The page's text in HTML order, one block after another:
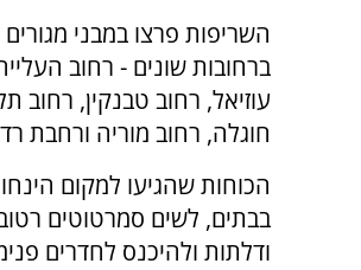
השריפות פרצו במבני
ברחובות שונים - רחוב
עוזיאל, רחוב טבנקין,
חוגלה, רחוב מוריה ורחבת
הכוחות שהגיעו למקום
בבתים, לשים סמרטוטים
ודלתות ולהיכנס לחדרים